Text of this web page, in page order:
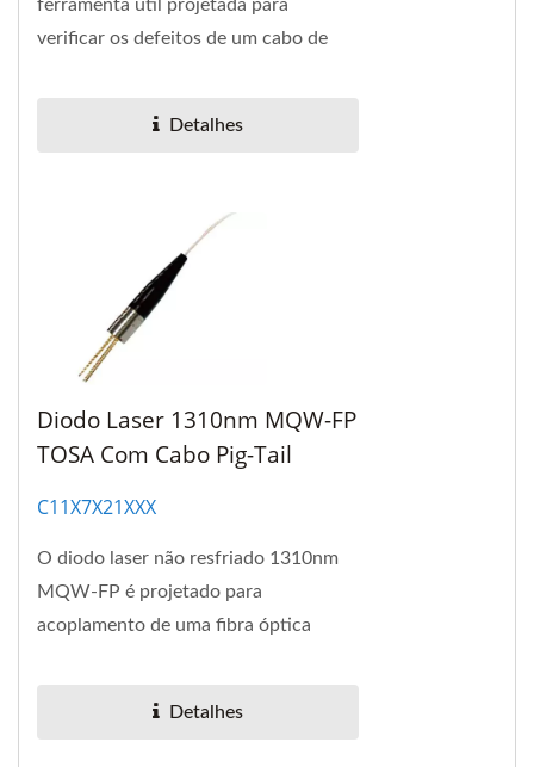
ferramenta útil projetada para
verificar os defeitos de um cabo de
Detalhes
Diodo Laser 1310nm MQW-FP
TOSA Com Cabo Pig-Tail
C11X7X21XXX
O diodo laser não resfriado 1310nm
MQW-FP é projetado para
acoplamento de uma fibra óptica
Detalhes